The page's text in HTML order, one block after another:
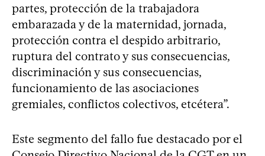
partes, protección de la trabajadora
embarazada y de la maternidad, jornada,
protección contra el despido arbitrario,
ruptura del contrato y sus consecuencias,
discriminación y sus consecuencias,
funcionamiento de las asociaciones
gremiales, conflictos colectivos, etcétera”.
Este segmento del fallo fue destacado por el